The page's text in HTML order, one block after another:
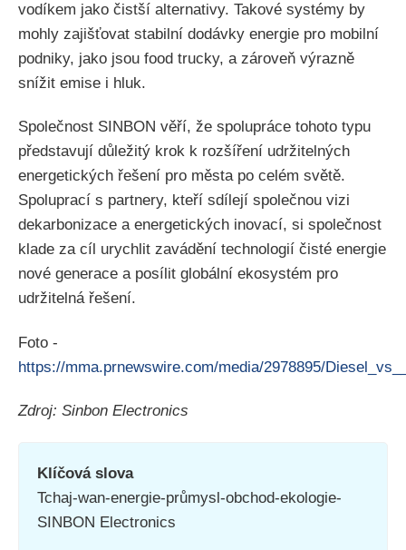
vodíkem jako čistší alternativy. Takové systémy by
mohly zajišťovat stabilní dodávky energie pro mobilní
podniky, jako jsou food trucky, a zároveň výrazně
snížit emise i hluk.
Společnost SINBON věří, že spolupráce tohoto typu
představují důležitý krok k rozšíření udržitelných
energetických řešení pro města po celém světě.
Spoluprací s partnery, kteří sdílejí společnou vizi
dekarbonizace a energetických inovací, si společnost
klade za cíl urychlit zavádění technologií čisté energie
nové generace a posílit globální ekosystém pro
udržitelná řešení.
Foto -
https://mma.prnewswire.com/media/2978895/
Zdroj: Sinbon Electronics
Klíčová slova
Tchaj-wan-energie-průmysl-obchod-ekologie-
SINBON Electronics